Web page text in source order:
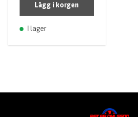
Lägg i korgen
I lager